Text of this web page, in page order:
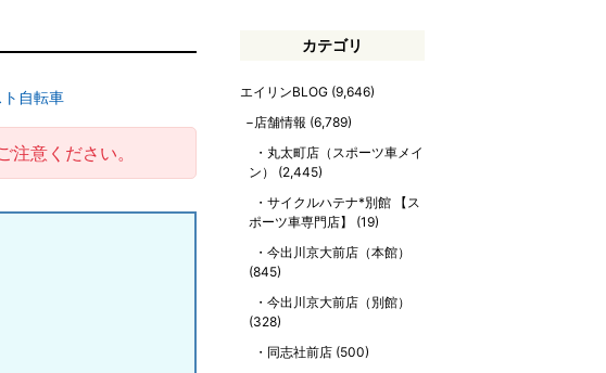
自転車
意ください。
カテゴリ
エイリンBLOG (9,646)
店舗情報 (6,789)
丸太町店（スポーツ車メイ
ン）
(2,445)
サイクルハテナ*別館 【ス
ポーツ車専門店】
(19)
今出川京大前店（本館）
(845)
今出川京大前店（別館）
(328)
同志社前店 (500)